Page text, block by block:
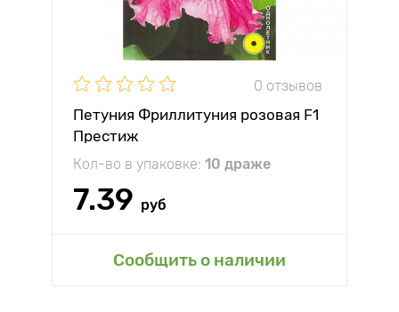
0 отзывов
Петуния Фриллитуния розовая F1
Престиж
Кол-во в упаковке: 10 драже
7.39 руб
Сообщить о наличии